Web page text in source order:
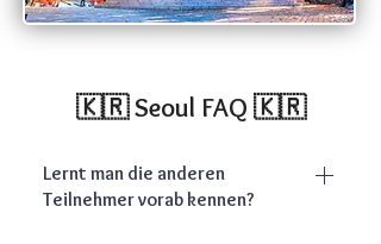
🇰🇷 Seoul FAQ 🇰🇷
Lernt man die anderen
Teilnehmer vorab kennen?